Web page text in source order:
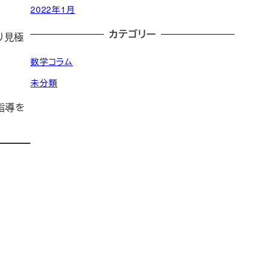
見極
導を
2022年1月
カテゴリー
数学コラム
未分類